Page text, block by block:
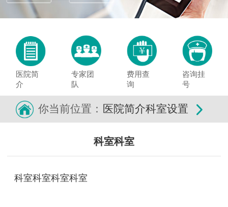
医院简
介
专家团
队
费用查
询
咨询挂
号
你当前位置： 医院简介科室设置
科室科室
科室科室科室科室